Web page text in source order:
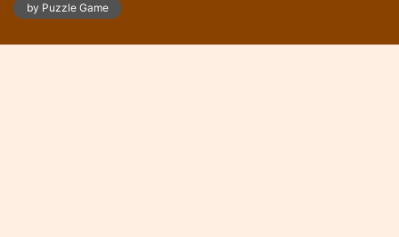
by Puzzle Game